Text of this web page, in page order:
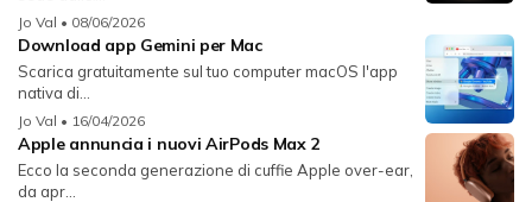
Jo Val • 08/06/2026
Download app Gemini per Mac
Scarica gratuitamente sul tuo computer macOS l'app
nativa di...
Jo Val • 16/04/2026
Apple annuncia i nuovi AirPods Max 2
Ecco la seconda generazione di cuffie Apple over-ear,
da apr...